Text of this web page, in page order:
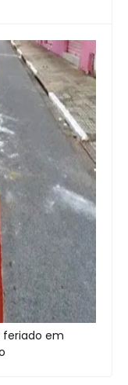
feriado em